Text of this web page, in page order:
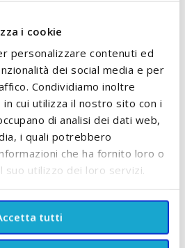
i cookie
personalizzare contenuti ed
dei social media e per
Condividiamo inoltre
cui utilizza il nostro sito con i
di analisi dei dati web,
i quali potrebbero
che ha fornito loro o
suo utilizzo dei loro servizi.
tutti
Pannolini Taglia 3 Midi
6/10 Kg Pillo Baby
8,50 €
ACCUMULA +8 PUNTI